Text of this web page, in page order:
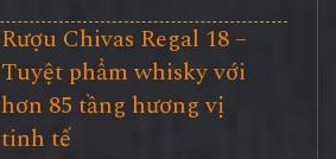
Rượu Chivas Regal 18 –
Tuyệt phẩm whisky với
hơn 85 tầng hương vị
tinh tế